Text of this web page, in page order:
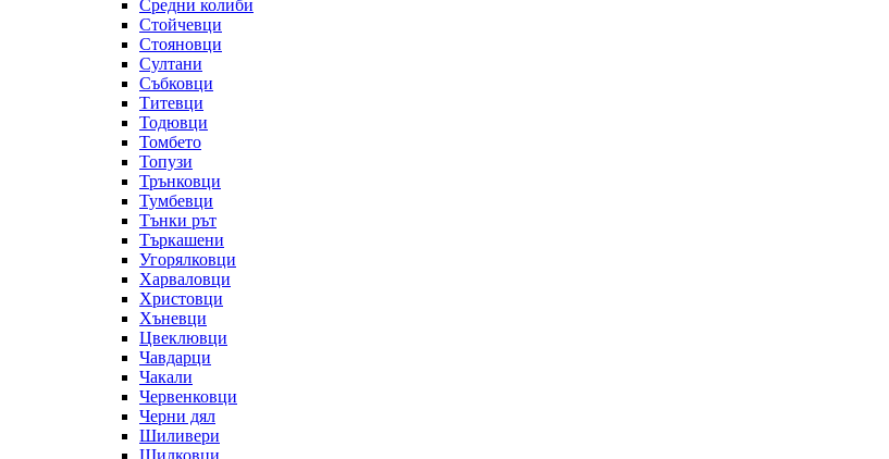
Средни колиби
Стойчевци
Стояновци
Султани
Събковци
Титевци
Тодювци
Томбето
Топузи
Трънковци
Тумбевци
Тънки рът
Търкашени
Угорялковци
Харваловци
Христовци
Хъневци
Цвеклювци
Чавдарци
Чакали
Червенковци
Черни дял
Шиливери
Шилковци